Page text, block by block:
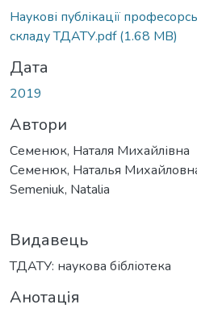
Наукові публікації
складу ТДАТУ.pdf(1.68 MB)
Дата
2019
Автори
Семенюк, Наталя Михайлівна
Семенюк, Наталья
Semeniuk, Natalia
Видавець
ТДАТУ: наукова бібліотека
Анотація